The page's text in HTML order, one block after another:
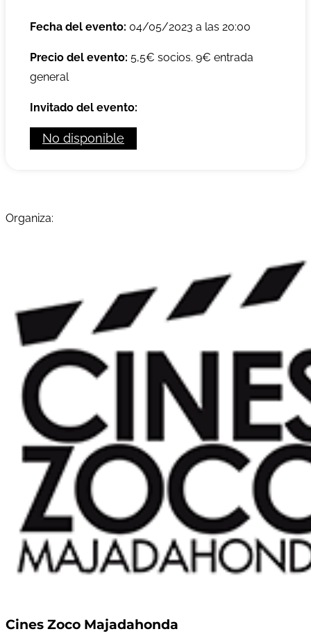
Fecha del evento: 04/05/2023 a las 20:00
Precio del evento: 5,5€ socios. 9€ entrada
general
Invitado del evento:
No disponible
Organiza:
Cines Zoco Majadahonda